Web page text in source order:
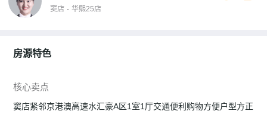
窦店
华熙25店
房源特色
核心卖点
窦店紧邻京港澳高速水汇豪A区1室1厅交通便利购物方便户型方正